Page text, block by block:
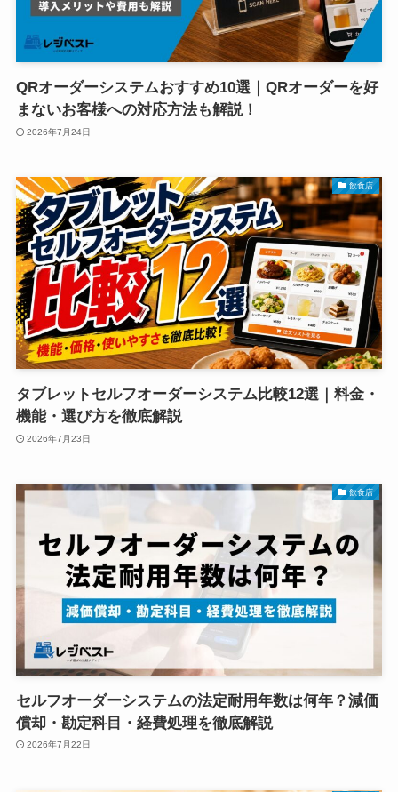
QRオーダーシステムおすすめ10選｜QRオーダーを好
まないお客様への対応方法も解説！
2026年7月24日
飲食店
タブレットセルフオーダーシステム比較12選｜料金・
機能・選び方を徹底解説
2026年7月23日
飲食店
セルフオーダーシステムの法定耐用年数は何年？減価
償却・勘定科目・経費処理を徹底解説
2026年7月22日